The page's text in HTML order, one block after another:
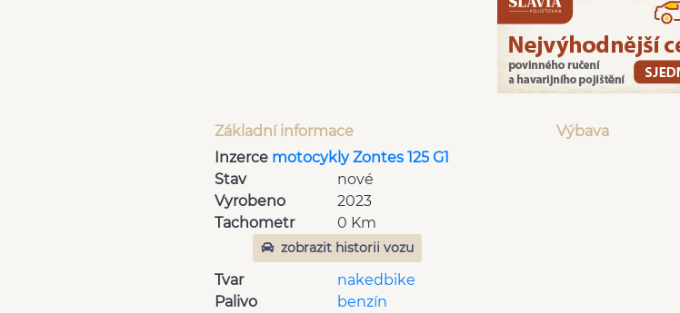
Základní informace
Inzerce motocykly Zontes 125 G1
Stav
nové
Vyrobeno
2023
Tachometr
0 Km
zobrazit historii vozu
Tvar
nakedbike
Palivo
benzín
Výbava